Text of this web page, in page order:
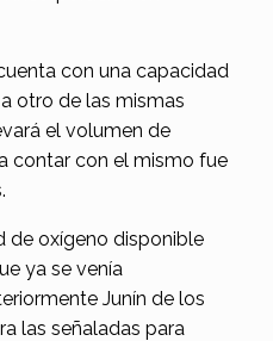
con una capacidad
otro de las mismas
el volumen de
contar con el mismo fue
de oxígeno disponible
ya se venía
Junín de los
las señaladas para